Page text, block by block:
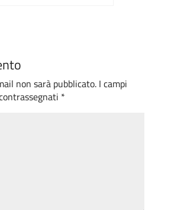
non sarà pubblicato. I campi
*